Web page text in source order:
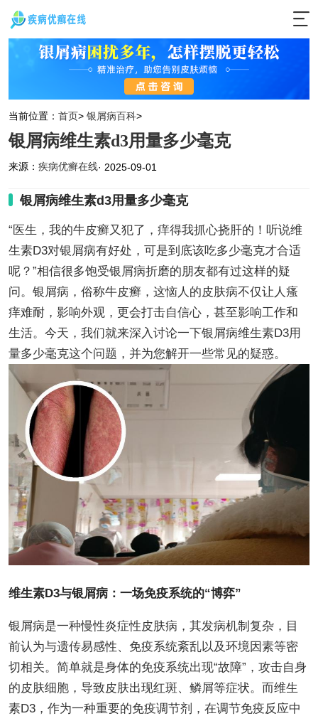
当前位置： 首页> 银屑病百科>
银屑病维生素d3用量多少毫克
来源： 疾病优癣在线· 2025-09-01
银屑病维生素d3用量多少毫克
“医生，我的牛皮癣又犯了，痒得我抓心挠肝的！听说维
生素D3对银屑病有好处，可是到底该吃多少毫克才合适
呢？”相信很多饱受银屑病折磨的朋友都有过这样的疑
问。银屑病，俗称牛皮癣，这恼人的皮肤病不仅让人瘙
痒难耐，影响外观，更会打击自信心，甚至影响工作和
生活。今天，我们就来深入讨论一下银屑病维生素D3用
量多少毫克这个问题，并为您解开一些常见的疑惑。
维生素D3与银屑病：一场免疫系统的“博弈”
银屑病是一种慢性炎症性皮肤病，其发病机制复杂，目
前认为与遗传易感性、免疫系统紊乱以及环境因素等密
切相关。简单就是身体的免疫系统出现“故障”，攻击自身
的皮肤细胞，导致皮肤出现红斑、鳞屑等症状。而维生
素D3，作为一种重要的免疫调节剂，在调节免疫反应中